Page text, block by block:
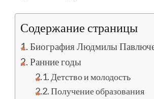
Содержание страницы
Биография Людмилы
Ранние годы
Детство и молодость
Получение образования